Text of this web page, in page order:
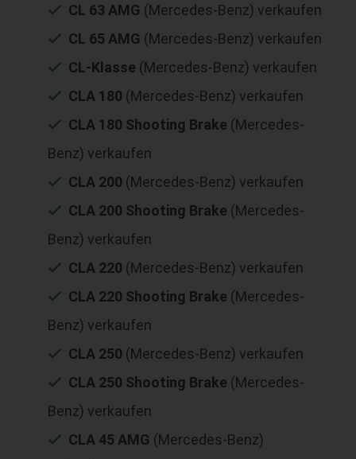
CL 63 AMG (Mercedes-Benz) verkaufen
CL 65 AMG (Mercedes-Benz) verkaufen
CL-Klasse (Mercedes-Benz) verkaufen
CLA 180 (Mercedes-Benz) verkaufen
CLA 180 Shooting Brake (Mercedes-
Benz) verkaufen
CLA 200 (Mercedes-Benz) verkaufen
CLA 200 Shooting Brake (Mercedes-
Benz) verkaufen
CLA 220 (Mercedes-Benz) verkaufen
CLA 220 Shooting Brake (Mercedes-
Benz) verkaufen
CLA 250 (Mercedes-Benz) verkaufen
CLA 250 Shooting Brake (Mercedes-
Benz) verkaufen
CLA 45 AMG (Mercedes-Benz)